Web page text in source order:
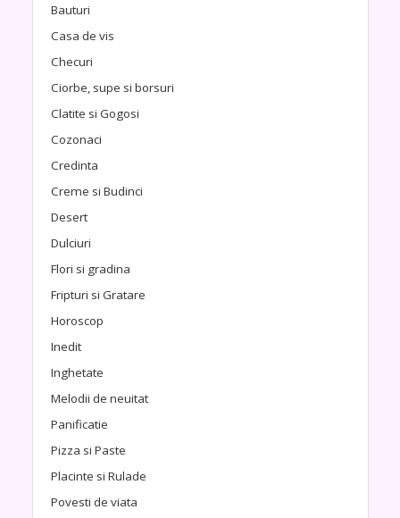
Bauturi
Casa de vis
Checuri
Ciorbe, supe si borsuri
Clatite si Gogosi
Cozonaci
Credinta
Creme si Budinci
Desert
Dulciuri
Flori si gradina
Fripturi si Gratare
Horoscop
Inedit
Inghetate
Melodii de neuitat
Panificatie
Pizza si Paste
Placinte si Rulade
Povesti de viata